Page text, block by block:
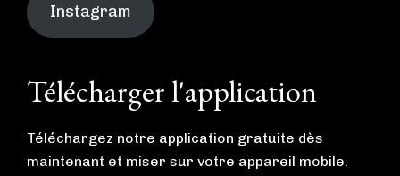
Instagram
Télécharger l'application
Téléchargez notre application gratuite dès
maintenant et miser sur votre appareil mobile.